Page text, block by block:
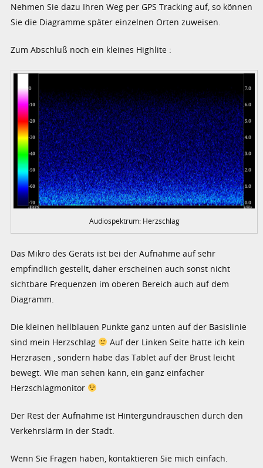
Nehmen Sie dazu Ihren Weg per GPS Tracking auf, so können
Sie die Diagramme später einzelnen Orten zuweisen.
Zum Abschluß noch ein kleines Highlite :
Audiospektrum: Herzschlag
Das Mikro des Geräts ist bei der Aufnahme auf sehr
empfindlich gestellt, daher erscheinen auch sonst nicht
sichtbare Frequenzen im oberen Bereich auch auf dem
Diagramm.
Die kleinen hellblauen Punkte ganz unten auf der Basislinie
sind mein Herzschlag
Auf der Linken Seite hatte ich kein
Herzrasen , sondern habe das Tablet auf der Brust leicht
bewegt. Wie man sehen kann, ein ganz einfacher
Herzschlagmonitor
Der Rest der Aufnahme ist Hintergundrauschen durch den
Verkehrslärm in der Stadt.
Wenn Sie Fragen haben, kontaktieren Sie mich einfach.